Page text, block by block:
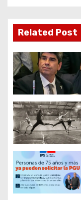
a
c
i
ó
n
d
e
e
Related Post